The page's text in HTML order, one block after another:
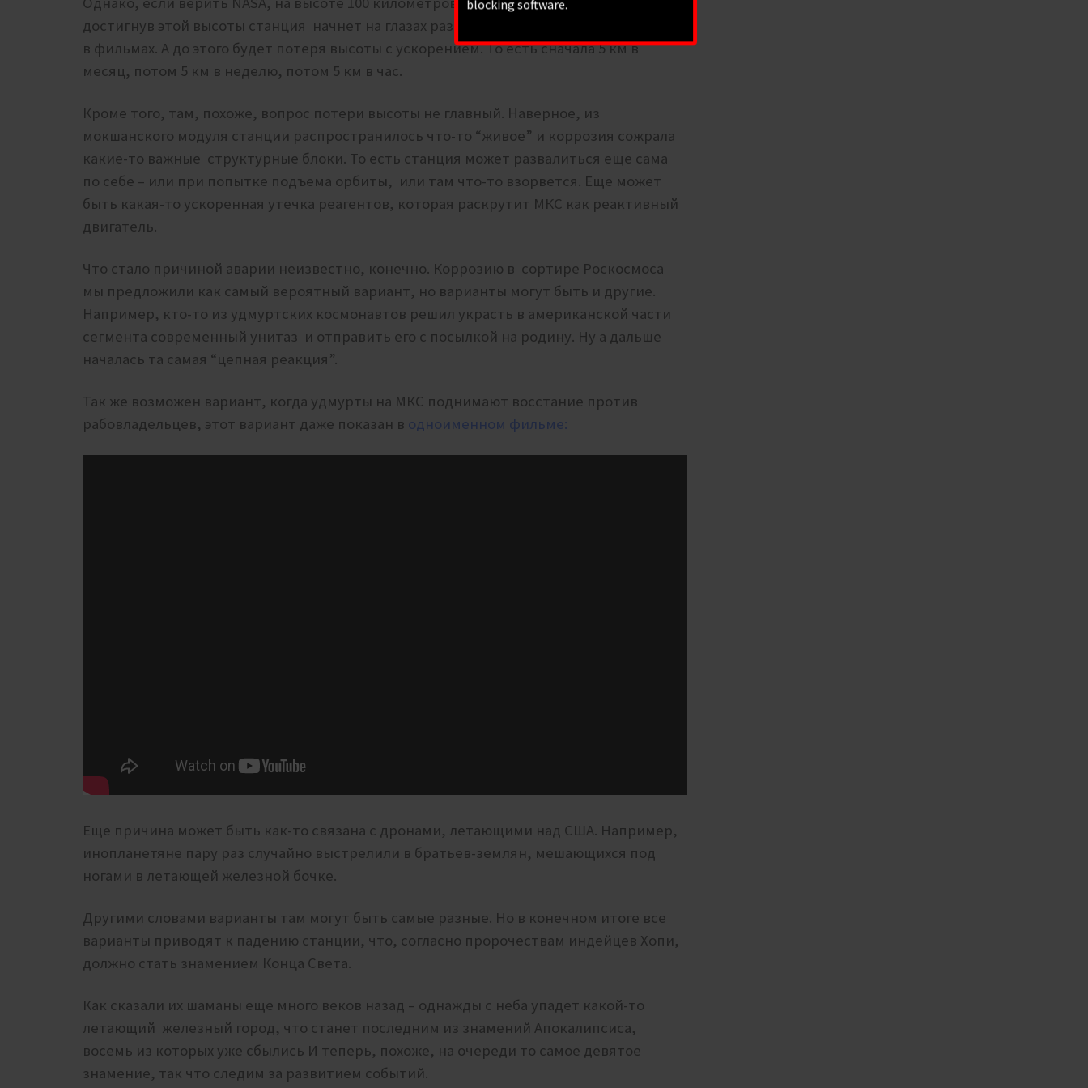
достигнув этой высоты станция начнет на глазах разваливаться, как это показывают
в фильмах. А до этого будет потеря высоты с ускорением. То есть сначала 5 км в
месяц, потом 5 км в неделю, потом 5 км в час.
Кроме того, там, похоже, вопрос потери высоты не главный. Наверное, из
мокшанского модуля станции распространилось что-то “живое” и коррозия сожрала
какие-то важные структурные блоки. То есть станция может развалиться еще сама
по себе – или при попытке подъема орбиты, или там что-то взорвется. Еще может
быть какая-то ускоренная утечка реагентов, которая раскрутит МКС как реактивный
двигатель.
Что стало причиной аварии неизвестно, конечно. Коррозию в сортире Роскосмоса
мы предложили как самый вероятный вариант, но варианты могут быть и другие.
Например, кто-то из удмуртских космонавтов решил украсть в американской части
сегмента современный унитаз и отправить его с посылкой на родину. Ну а дальше
началась та самая “цепная реакция”.
Так же возможен вариант, когда удмурты на МКС поднимают восстание против
рабовладельцев, этот вариант даже показан в одноименном фильме:
Еще причина может быть как-то связана с дронами, летающими над США. Например,
инопланетяне пару раз случайно выстрелили в братьев-землян, мешающихся под
ногами в летающей железной бочке.
Другими словами варианты там могут быть самые разные. Но в конечном итоге все
варианты приводят к падению станции, что, согласно пророчествам индейцев Хопи,
должно стать знамением Конца Света.
Как сказали их шаманы еще много веков назад – однажды с неба упадет какой-то
летающий железный город, что станет последним из знамений Апокалипсиса,
восемь из которых уже сбылись И теперь, похоже, на очереди то самое девятое
знамение, так что следим за развитием событий.
blocking software.